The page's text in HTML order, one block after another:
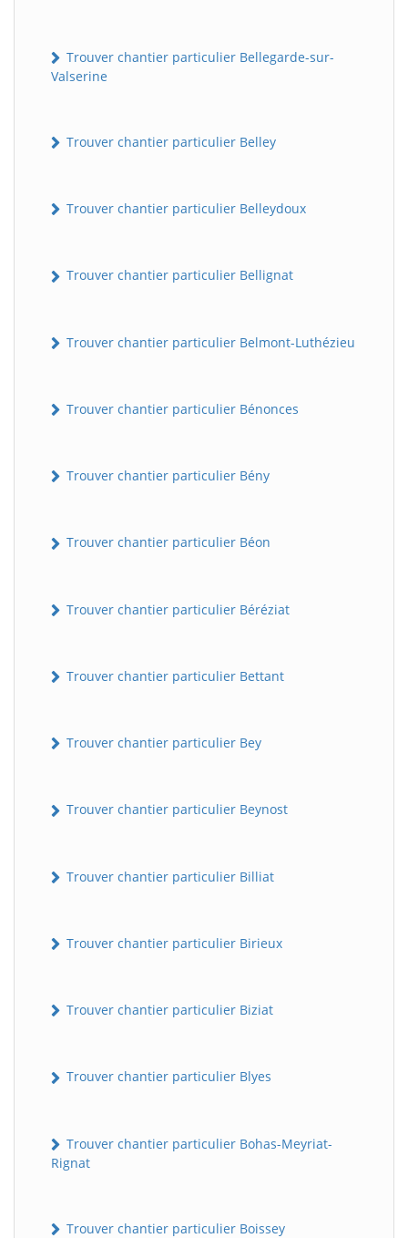
Trouver chantier particulier Bellegarde-sur-
Valserine
Trouver chantier particulier Belley
Trouver chantier particulier Belleydoux
Trouver chantier particulier Bellignat
Trouver chantier particulier Belmont-Luthézieu
Trouver chantier particulier Bénonces
Trouver chantier particulier Bény
Trouver chantier particulier Béon
Trouver chantier particulier Béréziat
Trouver chantier particulier Bettant
Trouver chantier particulier Bey
Trouver chantier particulier Beynost
Trouver chantier particulier Billiat
Trouver chantier particulier Birieux
Trouver chantier particulier Biziat
Trouver chantier particulier Blyes
Trouver chantier particulier Bohas-Meyriat-
Rignat
Trouver chantier particulier Boissey